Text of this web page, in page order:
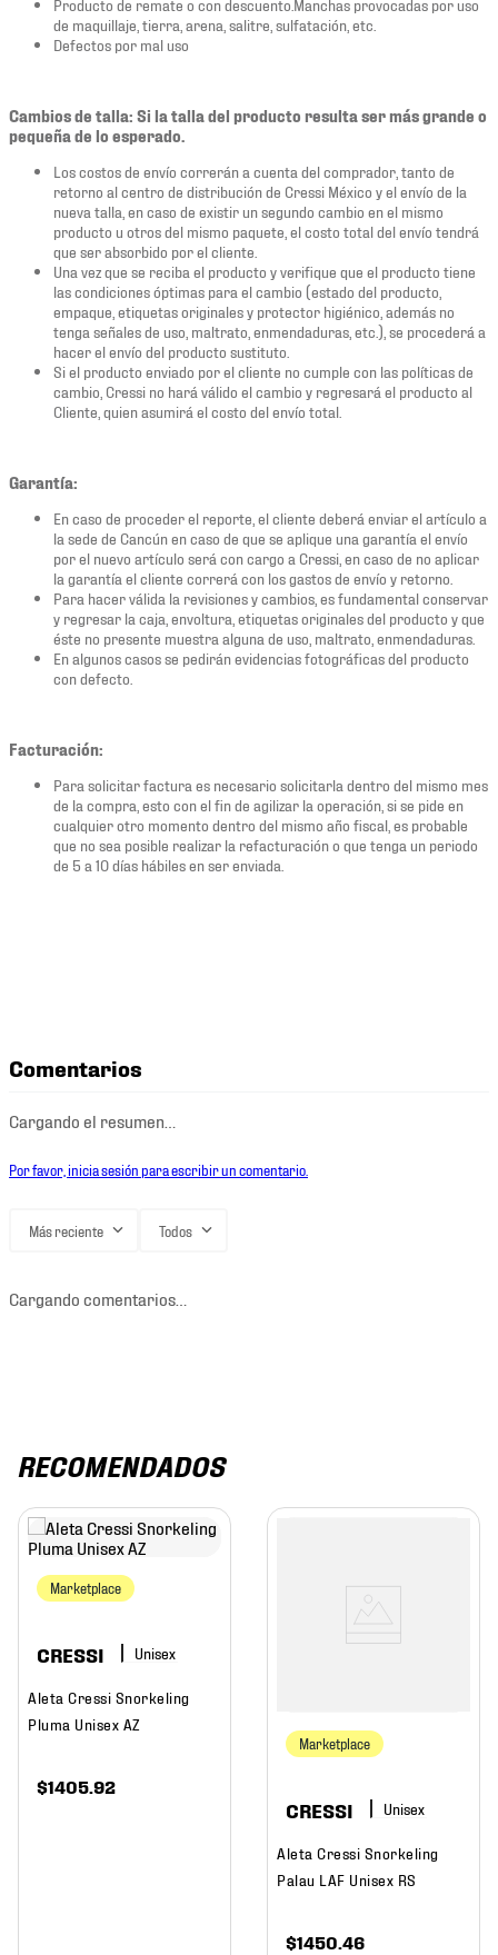
Producto de remate o con descuento.Manchas provocadas por uso
de maquillaje, tierra, arena, salitre, sulfatación, etc.
Defectos por mal uso
Cambios de talla: Si la talla del producto resulta ser más grande o
pequeña de lo esperado.
Los costos de envío correrán a cuenta del comprador, tanto de
retorno al centro de distribución de Cressi México y el envío de la
nueva talla, en caso de existir un segundo cambio en el mismo
producto u otros del mismo paquete, el costo total del envío tendrá
que ser absorbido por el cliente.
Una vez que se reciba el producto y verifique que el producto tiene
las condiciones óptimas para el cambio (estado del producto,
empaque, etiquetas originales y protector higiénico, además no
tenga señales de uso, maltrato, enmendaduras, etc.), se procederá a
hacer el envío del producto sustituto.
Si el producto enviado por el cliente no cumple con las políticas de
cambio, Cressi no hará válido el cambio y regresará el producto al
Cliente, quien asumirá el costo del envío total.
Garantía:
En caso de proceder el reporte, el cliente deberá enviar el artículo a
la sede de Cancún en caso de que se aplique una garantía el envío
por el nuevo artículo será con cargo a Cressi, en caso de no aplicar
la garantía el cliente correrá con los gastos de envío y retorno.
Para hacer válida la revisiones y cambios, es fundamental conservar
y regresar la caja, envoltura, etiquetas originales del producto y que
éste no presente muestra alguna de uso, maltrato, enmendaduras.
En algunos casos se pedirán evidencias fotográficas del producto
con defecto.
Facturación:
Para solicitar factura es necesario solicitarla dentro del mismo mes
de la compra, esto con el fin de agilizar la operación, si se pide en
cualquier otro momento dentro del mismo año fiscal, es probable
que no sea posible realizar la refacturación o que tenga un periodo
de 5 a 10 días hábiles en ser enviada.
Comentarios
Cargando el resumen…
Por favor, inicia sesión para escribir un comentario.
Más reciente Todos
Cargando comentarios…
RECOMENDADOS
Marketplace
CRESSI
Aleta Cressi Snorkeling
Pluma Unisex AZ
$1405.92
Marketplace
CRESSI
Aleta Cressi Snorkeling
Palau LAF Unisex RS
$1450.46